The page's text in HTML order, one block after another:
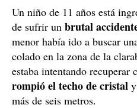
Un niño de 11 años está
de sufrir un brutal
menor había ido a buscar
colado en la zona de la
estaba intentando recuperar
rompió el techo de cristal
más de seis metros.